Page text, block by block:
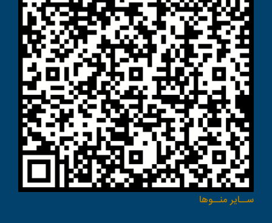
ســاير منــوها